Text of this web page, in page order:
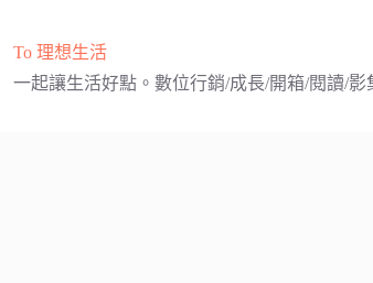
To 理想生活
一起讓生活好點。數位行銷/成長/開箱/閱讀/影